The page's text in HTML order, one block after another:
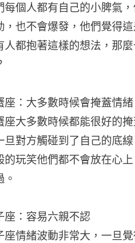
人都有自己的小脾氣，
，也不會爆發，他們覺得
人都抱著這樣的想法，那
：大多數時候會掩蓋情緒
多數時候都能很好的掩
旦對方觸碰到了自己的底
的玩笑他們都不會放在心
：容易六親不認
緒波動非常大，一旦覺